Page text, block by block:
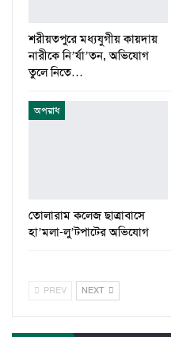
শরীয়তপুরে মধ্যযুগীয় কায়দায়
নারীকে নি’র্যা’তন, অভিযোগ
তুলে নিতে…
অপরাধ
তোলারাম কলেজ ছাত্রাবাসে
হা’মলা-লু’টপাটের অভিযোগ
PREV NEXT